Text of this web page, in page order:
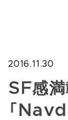
2016.11.30
SF感満
「